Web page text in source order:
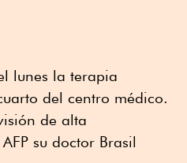
lunes la terapia
del centro médico.
de alta
su doctor Brasil